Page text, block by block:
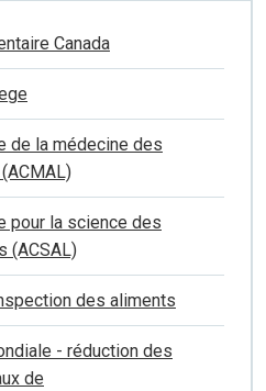
Canada
de la médecine des
pour la science des
(ACSAL)
des aliments
- réduction des
de